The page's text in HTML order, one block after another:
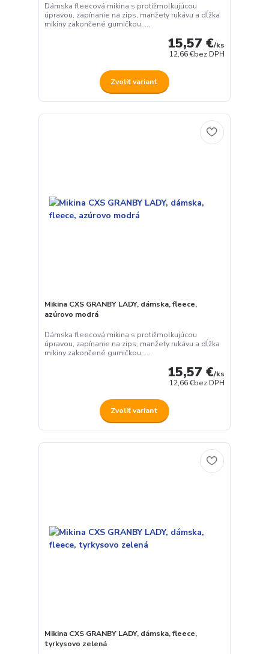
Dámska fleecová mikina s protižmolkujúcou
úpravou, zapínanie na zips, manžety rukávu a dĺžka
mikiny zakončené gumičkou, ...
15,57 €/ks
12,66 €bez DPH
Zvoliť variant
Mikina CXS GRANBY LADY, dámska, fleece,
azúrovo modrá
Dámska fleecová mikina s protižmolkujúcou
úpravou, zapínanie na zips, manžety rukávu a dĺžka
mikiny zakončené gumičkou, ...
15,57 €/ks
12,66 €bez DPH
Zvoliť variant
Mikina CXS GRANBY LADY, dámska, fleece,
tyrkysovo zelená